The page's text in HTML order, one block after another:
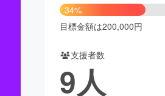
ビューティー・ヘルスケア
34%
目標金額は200,000円
支援者数
9人